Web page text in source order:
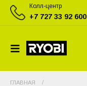
Колл-центр
+7 727 33 92 600
ГЛАВНАЯ